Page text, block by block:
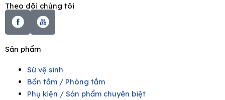
Theo dõi chúng tôi
Sản phẩm
Sứ vệ sinh
Bồn tắm / Phòng tắm
Phụ kiện / Sản phẩm chuyên biệt